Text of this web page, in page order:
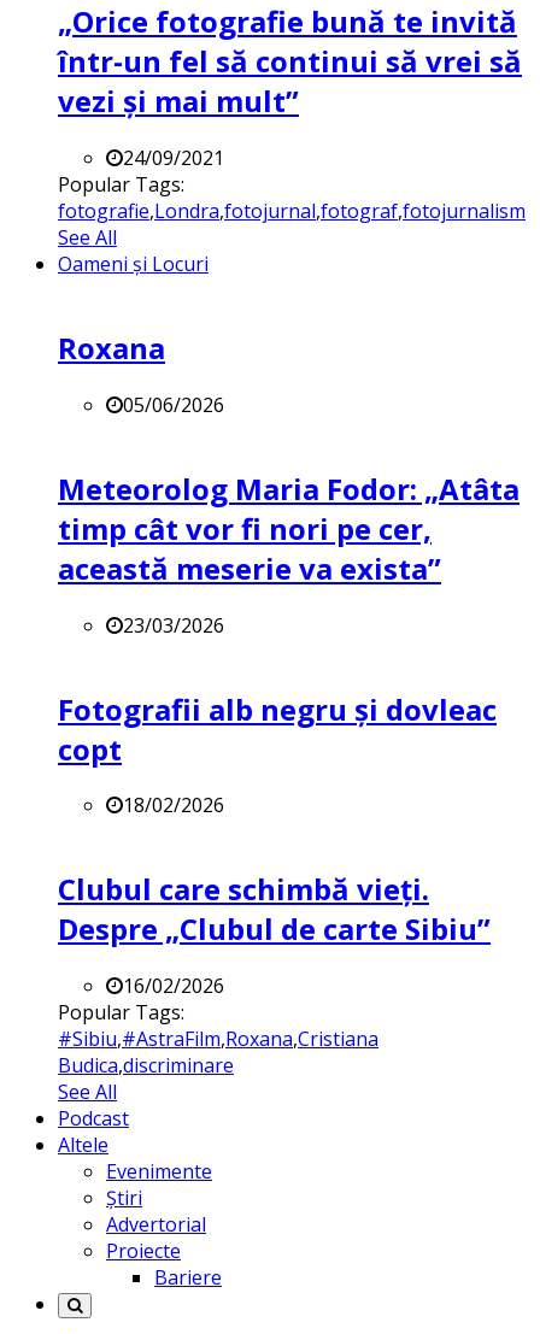
„Orice fotografie bună te invită
într-un fel să continui să vrei să
vezi și mai mult”
24/09/2021
Popular Tags:
fotografie,Londra,fotojurnal,fotograf,fotojurnalism
See All
Oameni și Locuri
Roxana
05/06/2026
Meteorolog Maria Fodor: „Atâta
timp cât vor fi nori pe cer,
această meserie va exista”
23/03/2026
Fotografii alb negru și dovleac
copt
18/02/2026
Clubul care schimbă vieți.
Despre „Clubul de carte Sibiu”
16/02/2026
Popular Tags:
#Sibiu,#AstraFilm,Roxana,Cristiana
Budica,discriminare
See All
Podcast
Altele
Evenimente
Știri
Advertorial
Proiecte
Bariere